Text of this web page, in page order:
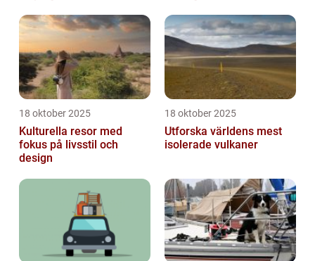
18 oktober 2025
Kulturella resor med
fokus på livsstil och
design
18 oktober 2025
Utforska världens mest
isolerade vulkaner